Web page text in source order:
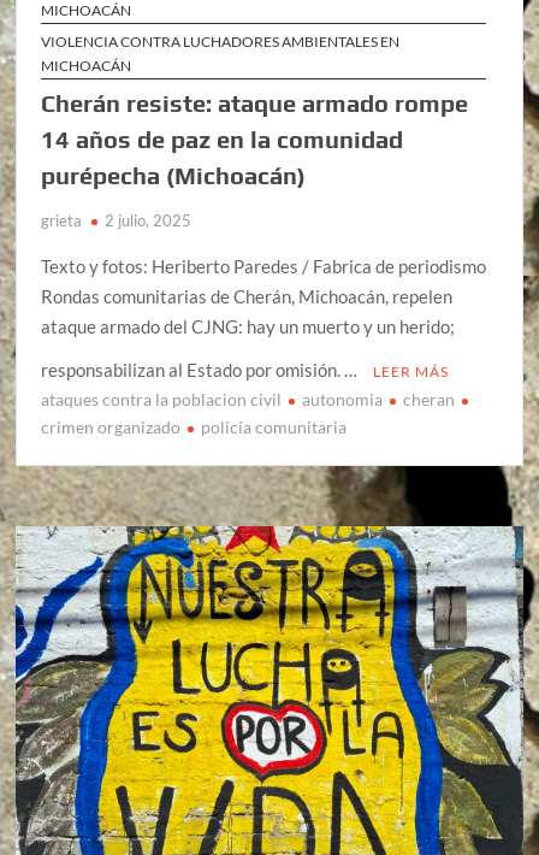
MICHOACÁN
VIOLENCIA CONTRA LUCHADORES AMBIENTALES EN
MICHOACÁN
Cherán resiste: ataque armado rompe
14 años de paz en la comunidad
purépecha (Michoacán)
grieta 2 julio, 2025
Texto y fotos: Heriberto Paredes / Fabrica de periodismo
Rondas comunitarias de Cherán, Michoacán, repelen
ataque armado del CJNG: hay un muerto y un herido;
responsabilizan al Estado por omisión. …
LEER MÁS
ataques contra la poblacion civil autonomia
cheran
crimen organizado
policía comunitaria